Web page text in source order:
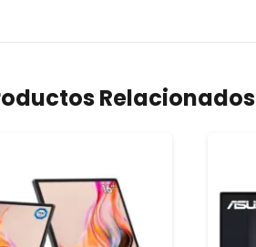
Relacionados